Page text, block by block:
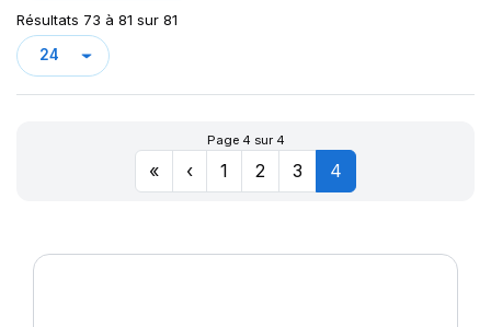
Résultats 73 à 81 sur 81
Page 4 sur 4
« ‹ 1 2 3 4